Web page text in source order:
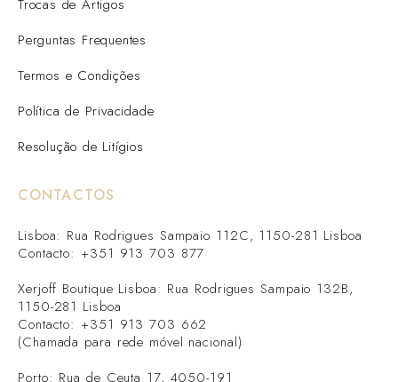
Trocas de Artigos
Perguntas Frequentes
Termos e Condições
Política de Privacidade
Resolução de Litígios
CONTACTOS
Lisboa: Rua Rodrigues Sampaio 112C, 1150-281 Lisboa
Contacto: +351 913 703 877
Xerjoff Boutique Lisboa: Rua Rodrigues Sampaio 132B,
1150-281 Lisboa
Contacto: +351 913 703 662
(Chamada para rede móvel nacional)
Porto: Rua de Ceuta 17, 4050-191